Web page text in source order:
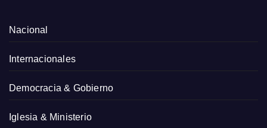
Nacional
Internacionales
Democracia & Gobierno
Iglesia & Ministerio